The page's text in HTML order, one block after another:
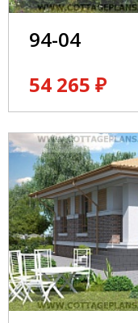
94-04
54 265 ₽